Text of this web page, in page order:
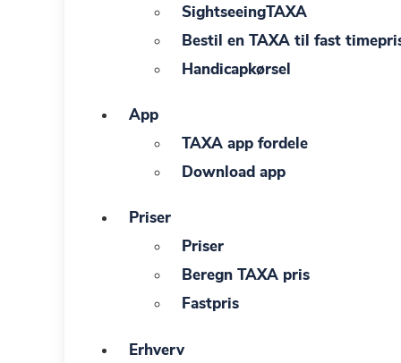
SightseeingTAXA
Bestil en TAXA til fast
Handicapkørsel
App
TAXA app fordele
Download app
Priser
Priser
Beregn TAXA pris
Fastpris
Erhverv